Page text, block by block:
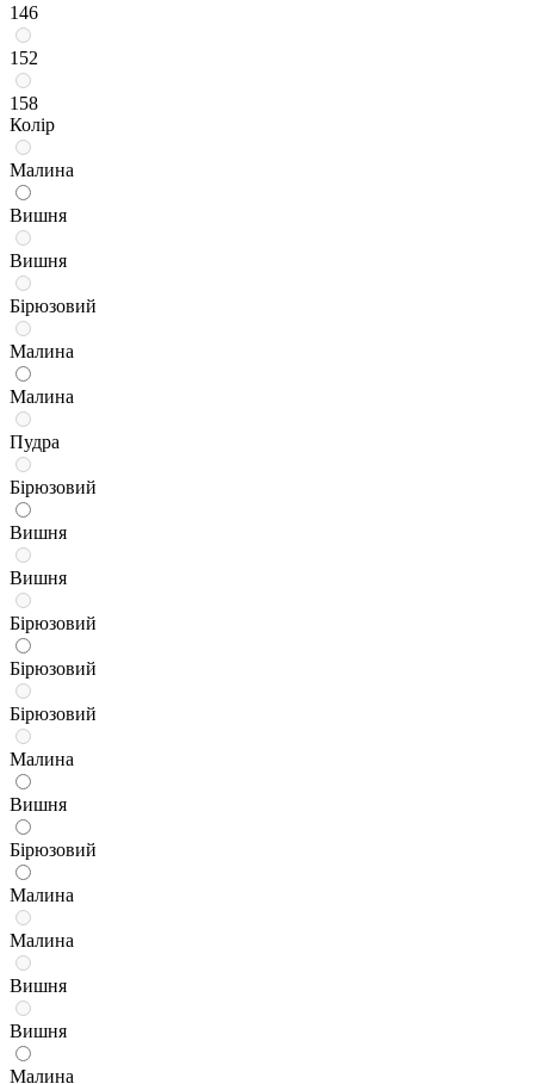
146
152
158
Колір
Малина
Вишня
Вишня
Бірюзовий
Малина
Малина
Пудра
Бірюзовий
Вишня
Вишня
Бірюзовий
Бірюзовий
Бірюзовий
Малина
Вишня
Бірюзовий
Малина
Малина
Вишня
Вишня
Малина